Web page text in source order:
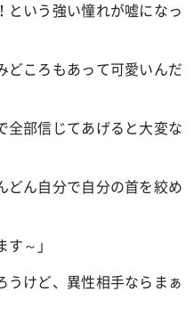
という強い憧れが嘘になっ
どころもあって可愛いんだ
全部信じてあげると大変な
どん自分で自分の首を絞め
～」
うけど、異性相手ならまぁ